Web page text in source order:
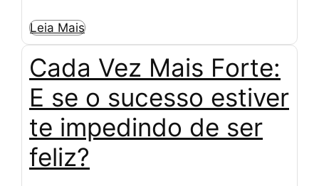
Leia Mais
Cada Vez Mais Forte:
E se o sucesso estiver
te impedindo de ser
feliz?